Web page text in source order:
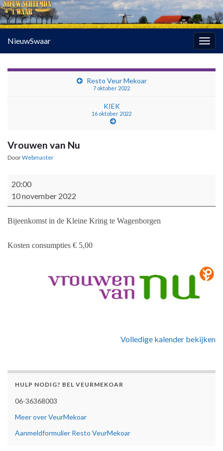
NieuwSwaar
Resto Veur Mekoar
7 oktober 2022
KIEK
16 oktober 2022
Vrouwen van Nu
DoorWebmaster
Vrouwen van Nu
20:00
10 november 2022
Bijeenkomst in de Kleine Kring te Wagenborgen
Kosten consumpties € 5,00
Volledige kalender bekijken
HULP NODIG? BEL VEURMEKOAR
06-36368003
Meer over VeurMekoar
Aanmeldformulier Resto VeurMekoar